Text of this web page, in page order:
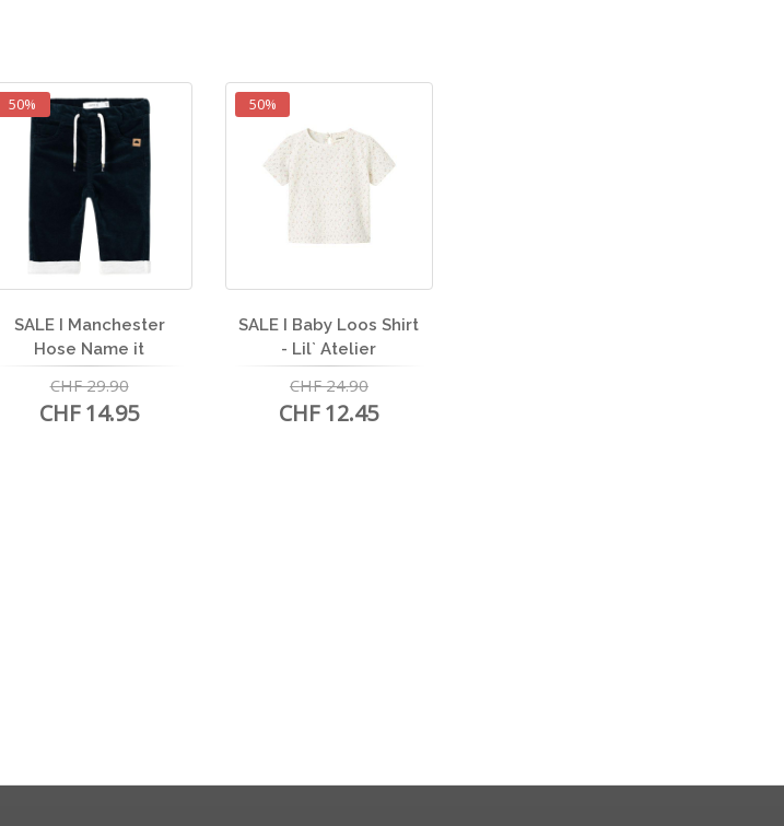
50%
SALE I Manchester
Hose Name it
CHF 29.90
CHF 14.95
50%
SALE I Baby Loos Shirt
- Lil` Atelier
CHF 24.90
CHF 12.45